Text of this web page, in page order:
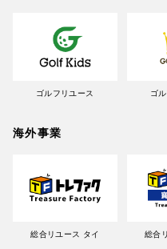
ゴルフリユース ゴ
海外事業
総合リユース タイ 総合